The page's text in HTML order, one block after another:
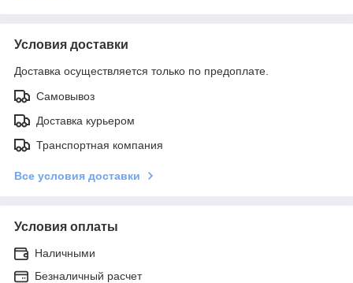
Условия доставки
Доставка осуществляется только по предоплате.
Самовывоз
Доставка курьером
Транспортная компания
Все условия доставки
Условия оплаты
Наличными
Безналичный расчет